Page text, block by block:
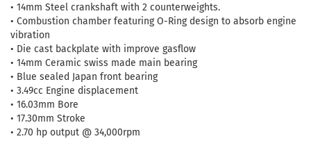
• 14mm Steel crankshaft with 2 counterweights.
• Combustion chamber featuring O-Ring design to absorb engine
vibration
• Die cast backplate with improve gasflow
• 14mm Ceramic swiss made main bearing
• Blue sealed Japan front bearing
• 3.49cc Engine displacement
• 16.03mm Bore
• 17.30mm Stroke
• 2.70 hp output @ 34,000rpm